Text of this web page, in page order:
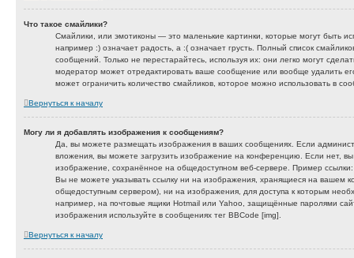
Что такое смайлики?
Смайлики, или эмотиконы — это маленькие картинки, которые могут быть
например :) означает радость, а :( означает грусть. Полный список
сообщений. Только не перестарайтесь, используя их: они легко могут
модератор может отредактировать ваше сообщение или вообще удалить
может ограничить количество смайликов, которое можно использовать в
Вернуться к началу
Могу ли я добавлять изображения к сообщениям?
Да, вы можете размещать изображения в ваших сообщениях. Если
вложения, вы можете загрузить изображение на конференцию. Если нет, вы
изображение, сохранённое на общедоступном веб-сервере. Пример
Вы не можете указывать ссылку ни на изображения, хранящиеся на вашем
общедоступным сервером), ни на изображения, для доступа к которым
например, на почтовые ящики Hotmail или Yahoo, защищённые паролями
изображения используйте в сообщениях тег BBCode [img].
Вернуться к началу